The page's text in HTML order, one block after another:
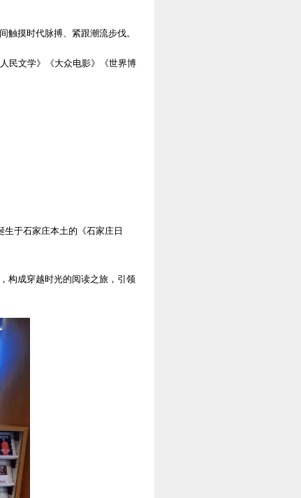
摸时代脉搏、紧跟潮流步伐。
民文学》《大众电影》《世界博
生于石家庄本土的《石家庄日
构成穿越时光的阅读之旅，引领